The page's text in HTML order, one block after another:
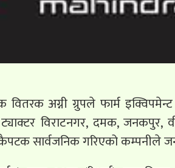
वितरक अग्नी ग्रुपले फार्म
विराटनगर, दमक, जनकपुर,
सार्वजनिक गरिएको कम्पनीले